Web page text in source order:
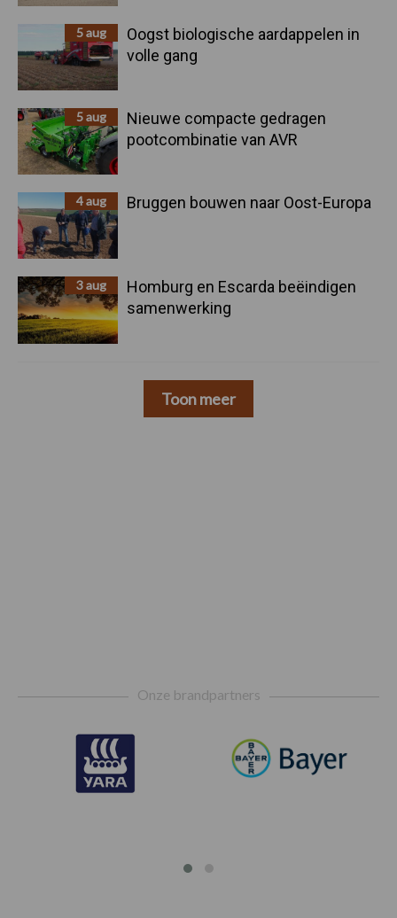
5 aug
Oogst biologische aardappelen in
volle gang
5 aug
Nieuwe compacte gedragen
pootcombinatie van AVR
4 aug Bruggen bouwen naar Oost-Europa
3 aug
Homburg en Escarda beëindigen
samenwerking
Toon meer
Onze brandpartners